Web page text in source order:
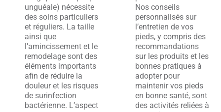
unguéale) nécessite
des soins particuliers
et réguliers. La taille
ainsi que
l’amincissement et le
remodelage sont des
éléments importants
afin de réduire la
douleur et les risques
de surinfection
bactérienne. L’aspect
Nos conseils
personnalisés sur
l’entretien de vos
pieds, y compris des
recommandations
sur les produits et les
bonnes pratiques à
adopter pour
maintenir vos pieds
en bonne santé, sont
des activités reliées à